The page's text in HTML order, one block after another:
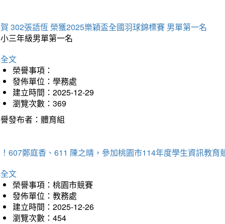
302張語恆 榮獲2025樂穎盃全國羽球錦標賽 男單第一名
三年級男單第一名
文
榮譽事項：
發佈單位：學務處
建立時間：2025-12-29
瀏覽次數：369
發布者：體育組
607鄭庭香、611 陳之晴，參加桃園市114年度學生資訊教育
文
榮譽事項：桃園市競賽
發佈單位：教務處
建立時間：2025-12-26
瀏覽次數：454